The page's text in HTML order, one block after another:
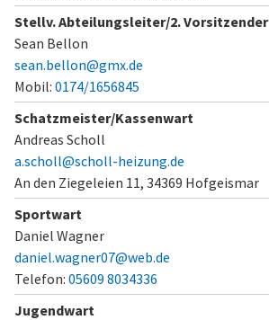
Stellv. Abteilungsleiter/2. Vorsitzender
Sean Bellon
sean.bellon@gmx.de
Mobil: 0174/1656845
Schatzmeister/Kassenwart
Andreas Scholl
a.scholl@scholl-heizung.de
An den Ziegeleien 11, 34369 Hofgeismar
Sportwart
Daniel Wagner
daniel.wagner07@web.de
Telefon: 05609 8034336
Jugendwart